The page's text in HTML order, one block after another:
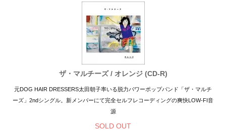
ザ・マルチーズ / オレンジ (CD-R)
元DOG HAIR DRESSERS太田朝子率いる脱力パワーポップバンド「ザ・マルチ
ーズ」2ndシングル。新メンバーにて完全セルフレコーディングの爽快LOW-FI音
源
SOLD OUT